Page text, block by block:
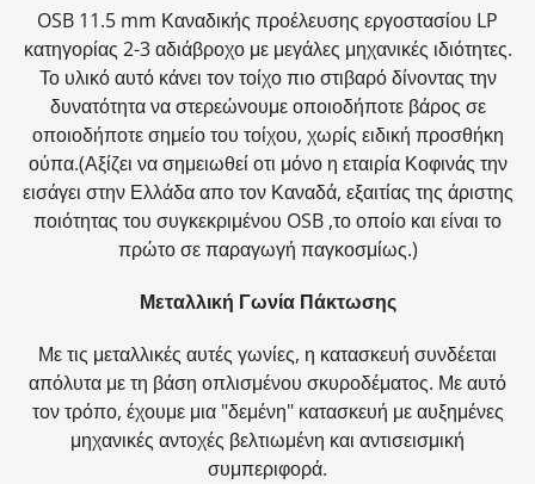
OSB 11.5 mm Καναδικής προέλευσης εργοστασίου LP
κατηγορίας 2-3 αδιάβροχο με μεγάλες μηχανικές ιδιότητες.
Το υλικό αυτό κάνει τον τοίχο πιο στιβαρό δίνοντας την
δυνατότητα να στερεώνουμε οποιοδήποτε βάρος σε
οποιοδήποτε σημείο του τοίχου, χωρίς ειδική προσθήκη
ούπα.(Αξίζει να σημειωθεί οτι μόνο η εταιρία Κοφινάς την
εισάγει στην Ελλάδα απο τον Καναδά, εξαιτίας της άριστης
ποιότητας του συγκεκριμένου OSB ,το οποίο και είναι το
πρώτο σε παραγωγή παγκοσμίως.)
Μεταλλική Γωνία Πάκτωσης
Με τις μεταλλικές αυτές γωνίες, η κατασκευή συνδέεται
απόλυτα με τη βάση οπλισμένου σκυροδέματος. Με αυτό
τον τρόπο, έχουμε μια "δεμένη" κατασκευή με αυξημένες
μηχανικές αντοχές βελτιωμένη και αντισεισμική
συμπεριφορά.